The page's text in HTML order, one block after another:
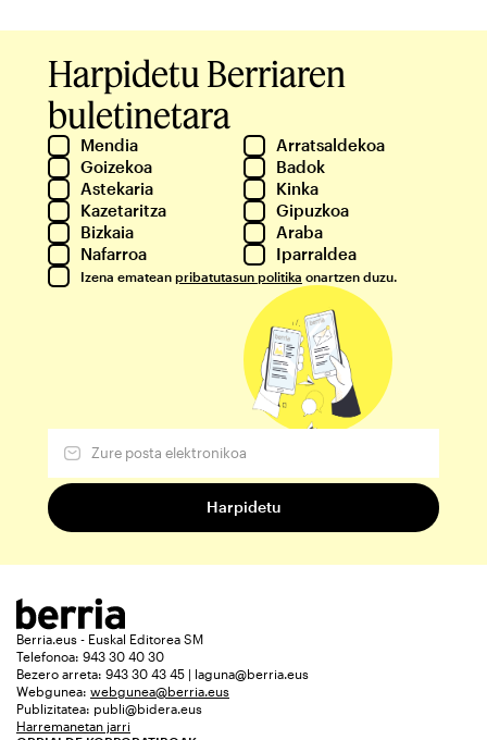
Harpidetu Berriaren
buletinetara
Mendia
Arratsaldekoa
Goizekoa
Badok
Astekaria
Kinka
Kazetaritza
Gipuzkoa
Bizkaia
Araba
Nafarroa
Iparraldea
Izena ematean pribatutasun politika onartzen duzu.
Berria.eus - Euskal Editorea SM
Telefonoa: 943 30 40 30
Bezero arreta: 943 30 43 45 | laguna@berria.eus
Webgunea: webgunea@berria.eus
Publizitatea: publi@bidera.eus
Harremanetan jarri